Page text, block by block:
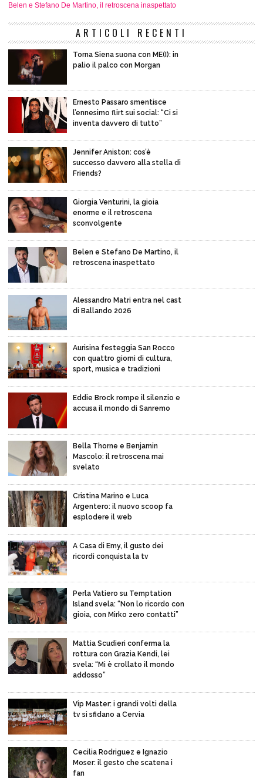
Belen e Stefano De Martino, il retroscena inaspettato
ARTICOLI RECENTI
Torna Siena suona con ME(I): in
palio il palco con Morgan
Ernesto Passaro smentisce
l’ennesimo flirt sui social: “Ci si
inventa davvero di tutto”
Jennifer Aniston: cos’è
successo davvero alla stella di
Friends?
Giorgia Venturini, la gioia
enorme e il retroscena
sconvolgente
Belen e Stefano De Martino, il
retroscena inaspettato
Alessandro Matri entra nel cast
di Ballando 2026
Aurisina festeggia San Rocco
con quattro giorni di cultura,
sport, musica e tradizioni
Eddie Brock rompe il silenzio e
accusa il mondo di Sanremo
Bella Thorne e Benjamin
Mascolo: il retroscena mai
svelato
Cristina Marino e Luca
Argentero: il nuovo scoop fa
esplodere il web
A Casa di Emy, il gusto dei
ricordi conquista la tv
Perla Vatiero su Temptation
Island svela: “Non lo ricordo con
gioia, con Mirko zero contatti”
Mattia Scudieri conferma la
rottura con Grazia Kendi, lei
svela: “Mi è crollato il mondo
addosso”
Vip Master: i grandi volti della
tv si sfidano a Cervia
Cecilia Rodriguez e Ignazio
Moser: il gesto che scatena i
fan